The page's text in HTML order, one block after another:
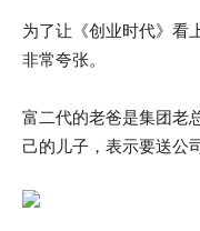
为了让《创业时代》看
非常夸张。
富二代的老爸是集团老
己的儿子，表示要送公